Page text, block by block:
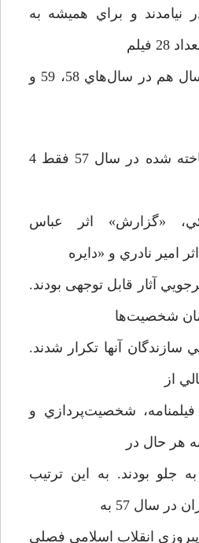
نیامدند و براي هميشه به
فيلم
ساخته شده در آن سال هم در سال‌هاي 58، 59 و
از ميان فيلم‌هاي ساخته شده در سال 57 فقط 4
«گزارش» اثر عباس
امير نادري و «دايره
آثار قابل توجهی بودند.
شخصيت‌ها
سازندگان آنها تكرار ‌شدند.
از
فيلمنامه، شخصيت‌پردازي و
به هر حال در
جلو بودند. به اين ترتيب
سال 57 به
انقلاب اسلامي فصلي